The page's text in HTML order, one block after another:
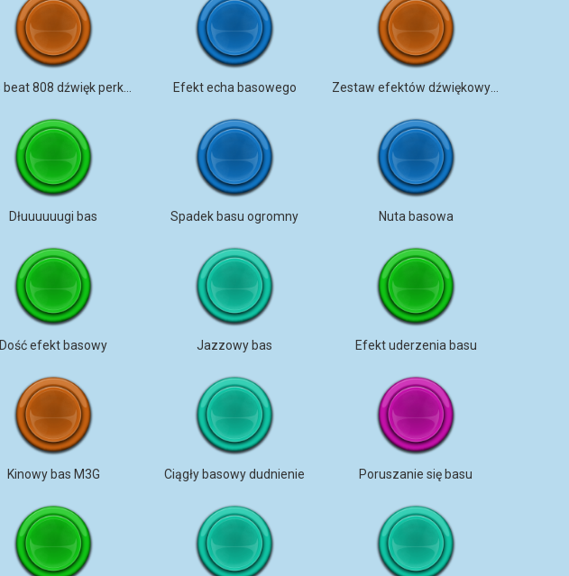
Efekt echa basowego
Dłuuuuuugi bas Spadek basu ogromny Nuta basowa
Dość efekt basowy Jazzowy bas Efekt uderzenia basu
Kinowy bas M3G Ciągły basowy dudnienie Poruszanie się basu